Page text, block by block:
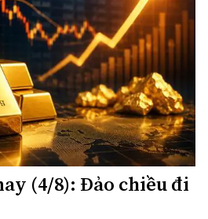
(4/8): Đảo chiều đi